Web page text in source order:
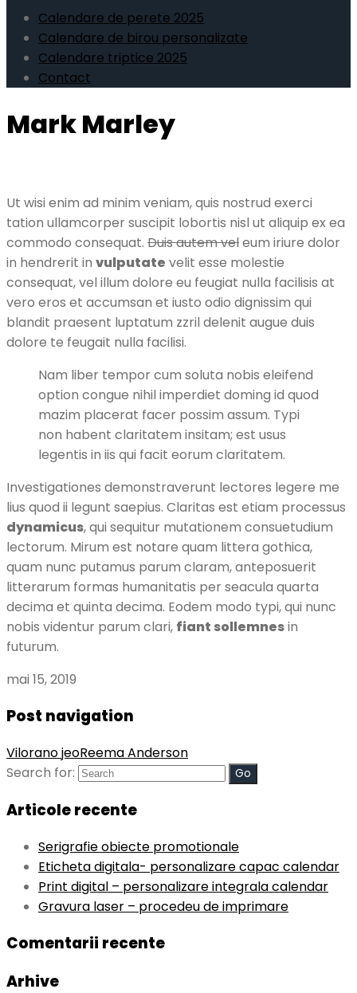
Calendare de perete 2025
Calendare de birou personalizate
Calendare triptice 2025
Contact
Mark Marley
Ut wisi enim ad minim veniam, quis nostrud exerci
tation ullamcorper suscipit lobortis nisl ut aliquip ex ea
commodo consequat. Duis autem veleum iriure dolor
in hendrerit in vulputate velit esse molestie
consequat, vel illum dolore eu feugiat nulla facilisis at
vero eros et accumsan et iusto odio dignissim qui
blandit praesent luptatum zzril delenit augue duis
dolore te feugait nulla facilisi.
Nam liber tempor cum soluta nobis eleifend
option congue nihil imperdiet doming id quod
mazim placerat facer possim assum. Typi
non habent claritatem insitam; est usus
legentis in iis qui facit eorum claritatem.
Investigationes demonstraverunt lectores legere me
lius quod ii legunt saepius. Claritas est etiam processus
dynamicus, qui sequitur mutationem consuetudium
lectorum. Mirum est notare quam littera gothica,
quam nunc putamus parum claram, anteposuerit
litterarum formas humanitatis per seacula quarta
decima et quinta decima. Eodem modo typi, qui nunc
nobis videntur parum clari, fiant sollemnesin
futurum.
mai 15, 2019
Post navigation
Vilorano jeoReema Anderson
Search for:
Articole recente
Serigrafie obiecte promotionale
Eticheta digitala- personalizare capac calendar
Print digital – personalizare integrala calendar
Gravura laser – procedeu de imprimare
Comentarii recente
Arhive